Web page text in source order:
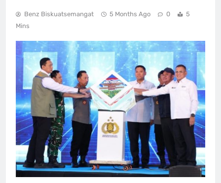
Benz Biskuatsemangat 5 Months Ago 0
5
Mins